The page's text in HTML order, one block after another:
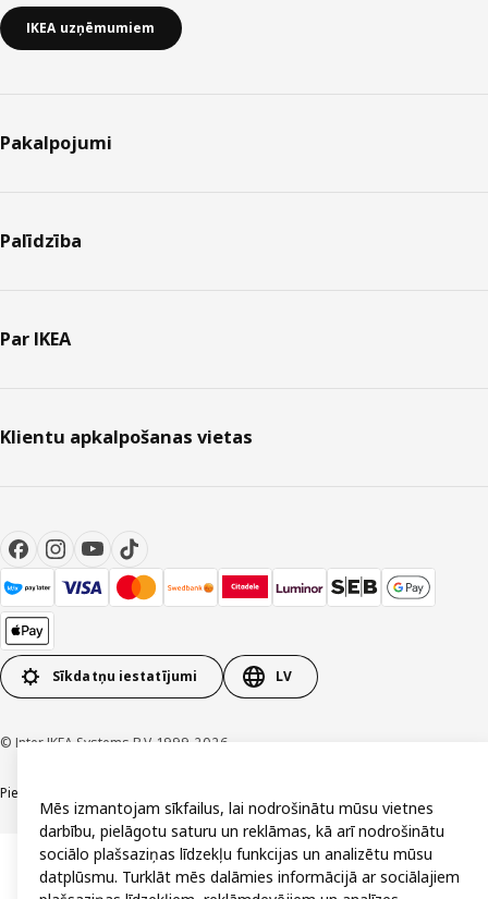
IKEA uzņēmumiem
Pakalpojumi
Palīdzība
Par IKEA
Klientu apkalpošanas vietas
Sīkdatņu iestatījumi LV
© Inter IKEA Systems B.V. 1999-2026
Piekļūstamība
Mēs izmantojam sīkfailus, lai nodrošinātu mūsu vietnes
darbību, pielāgotu saturu un reklāmas, kā arī nodrošinātu
sociālo plašsaziņas līdzekļu funkcijas un analizētu mūsu
datplūsmu. Turklāt mēs dalāmies informācijā ar sociālajiem